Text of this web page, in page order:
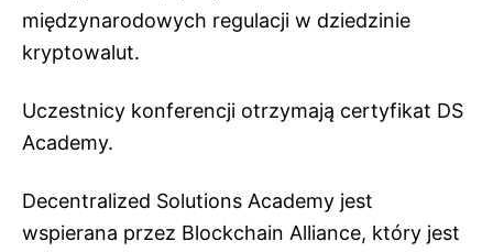
międzynarodowych regulacji w dziedzinie
kryptowalut.
Uczestnicy konferencji otrzymają certyfikat DS
Academy.
Decentralized Solutions Academy jest
wspierana przez Blockchain Alliance, który jest